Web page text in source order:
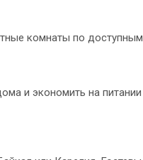
комнаты по доступным
и экономить на